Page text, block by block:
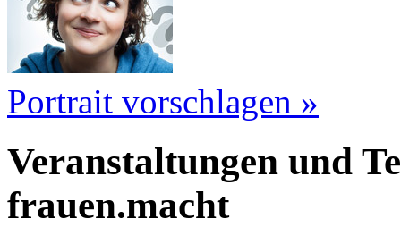
Portrait vorschlagen »
Veranstaltungen und
frauen.macht